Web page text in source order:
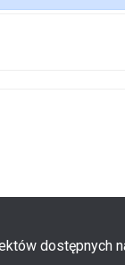
dostępnych